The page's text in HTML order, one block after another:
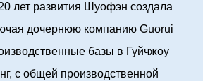
лет развития Шуофэн создала
дочернюю компанию Guorui
базы в Гуйчжоу
с общей производственной